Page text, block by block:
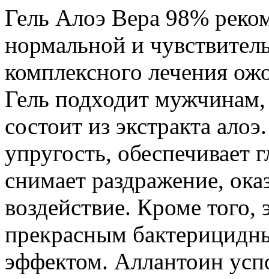
Гель Алоэ Вера 98%
нормальной и
комплексного лечения
Гель подходит
состоит из экстракта
упругость, обеспечивает
снимает раздражение,
воздействие. Кроме того,
прекрасным
эффектом. Аллантоин